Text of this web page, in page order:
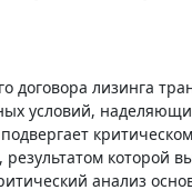
договора лизинга
условий,
которой
анализ